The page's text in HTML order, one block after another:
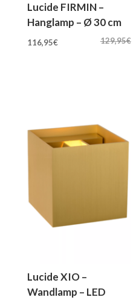
Lucide FIRMIN –
Hanglamp – Ø 30 cm
129,95€
Oorspronkelijke
116,95€Huidige
Lucide XIO –
Wandlamp – LED